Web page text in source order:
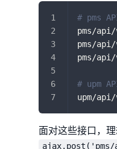
# pms
pms/
pms/
pms/
# upm
upm/api/
面对这些接口，